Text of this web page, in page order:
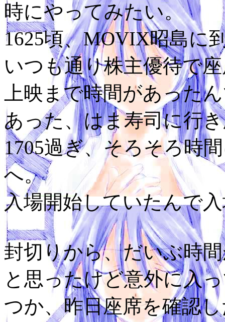
時にやってみたい。
1625頃、MOVIX昭島に
いつも通り株主優待で
上映まで時間があった
あった、はま寿司に行
1705過ぎ、そろそろ時
へ。
入場開始していたんで
封切りから、だいぶ時
と思ったけど意外に入
つか、昨日座席を確認